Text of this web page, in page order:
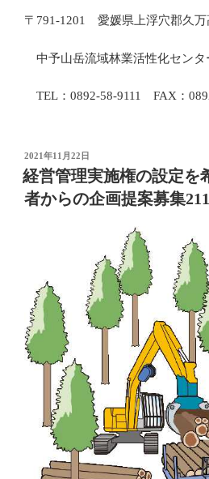
〒791-1201 愛媛県上浮穴郡久万
中予山岳流域林業活性化セン
TEL：0892-58-9111 FAX：
投
稿
日:
2021年11月22日
経営管理実施権の設定を
者からの企画提案募集